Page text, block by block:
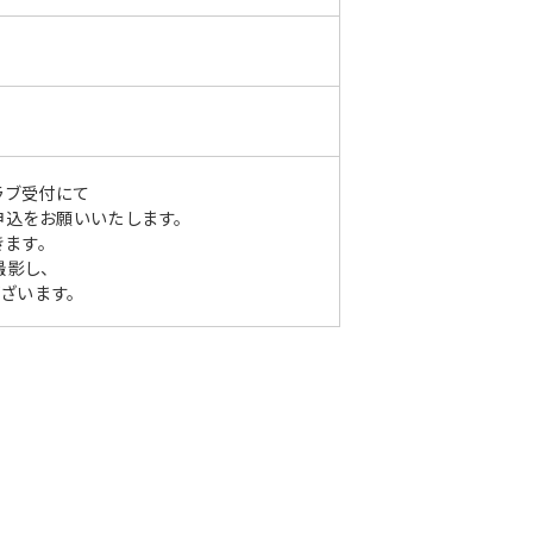
受付にて
願いいたします。
す。
し、
ます。